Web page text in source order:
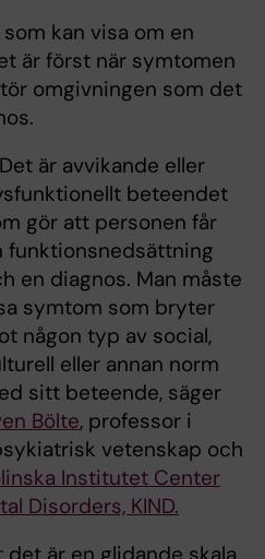
kan visa om en
är först när symtomen
omgivningen som det
är avvikande eller
beteendet
gör att personen får
funktionsnedsättning
en diagnos. Man måste
symtom som bryter
någon typ av social,
eller annan norm
sitt beteende, säger
Bölte, professor i
vetenskap och
Institutet Center
Disorders, KIND.